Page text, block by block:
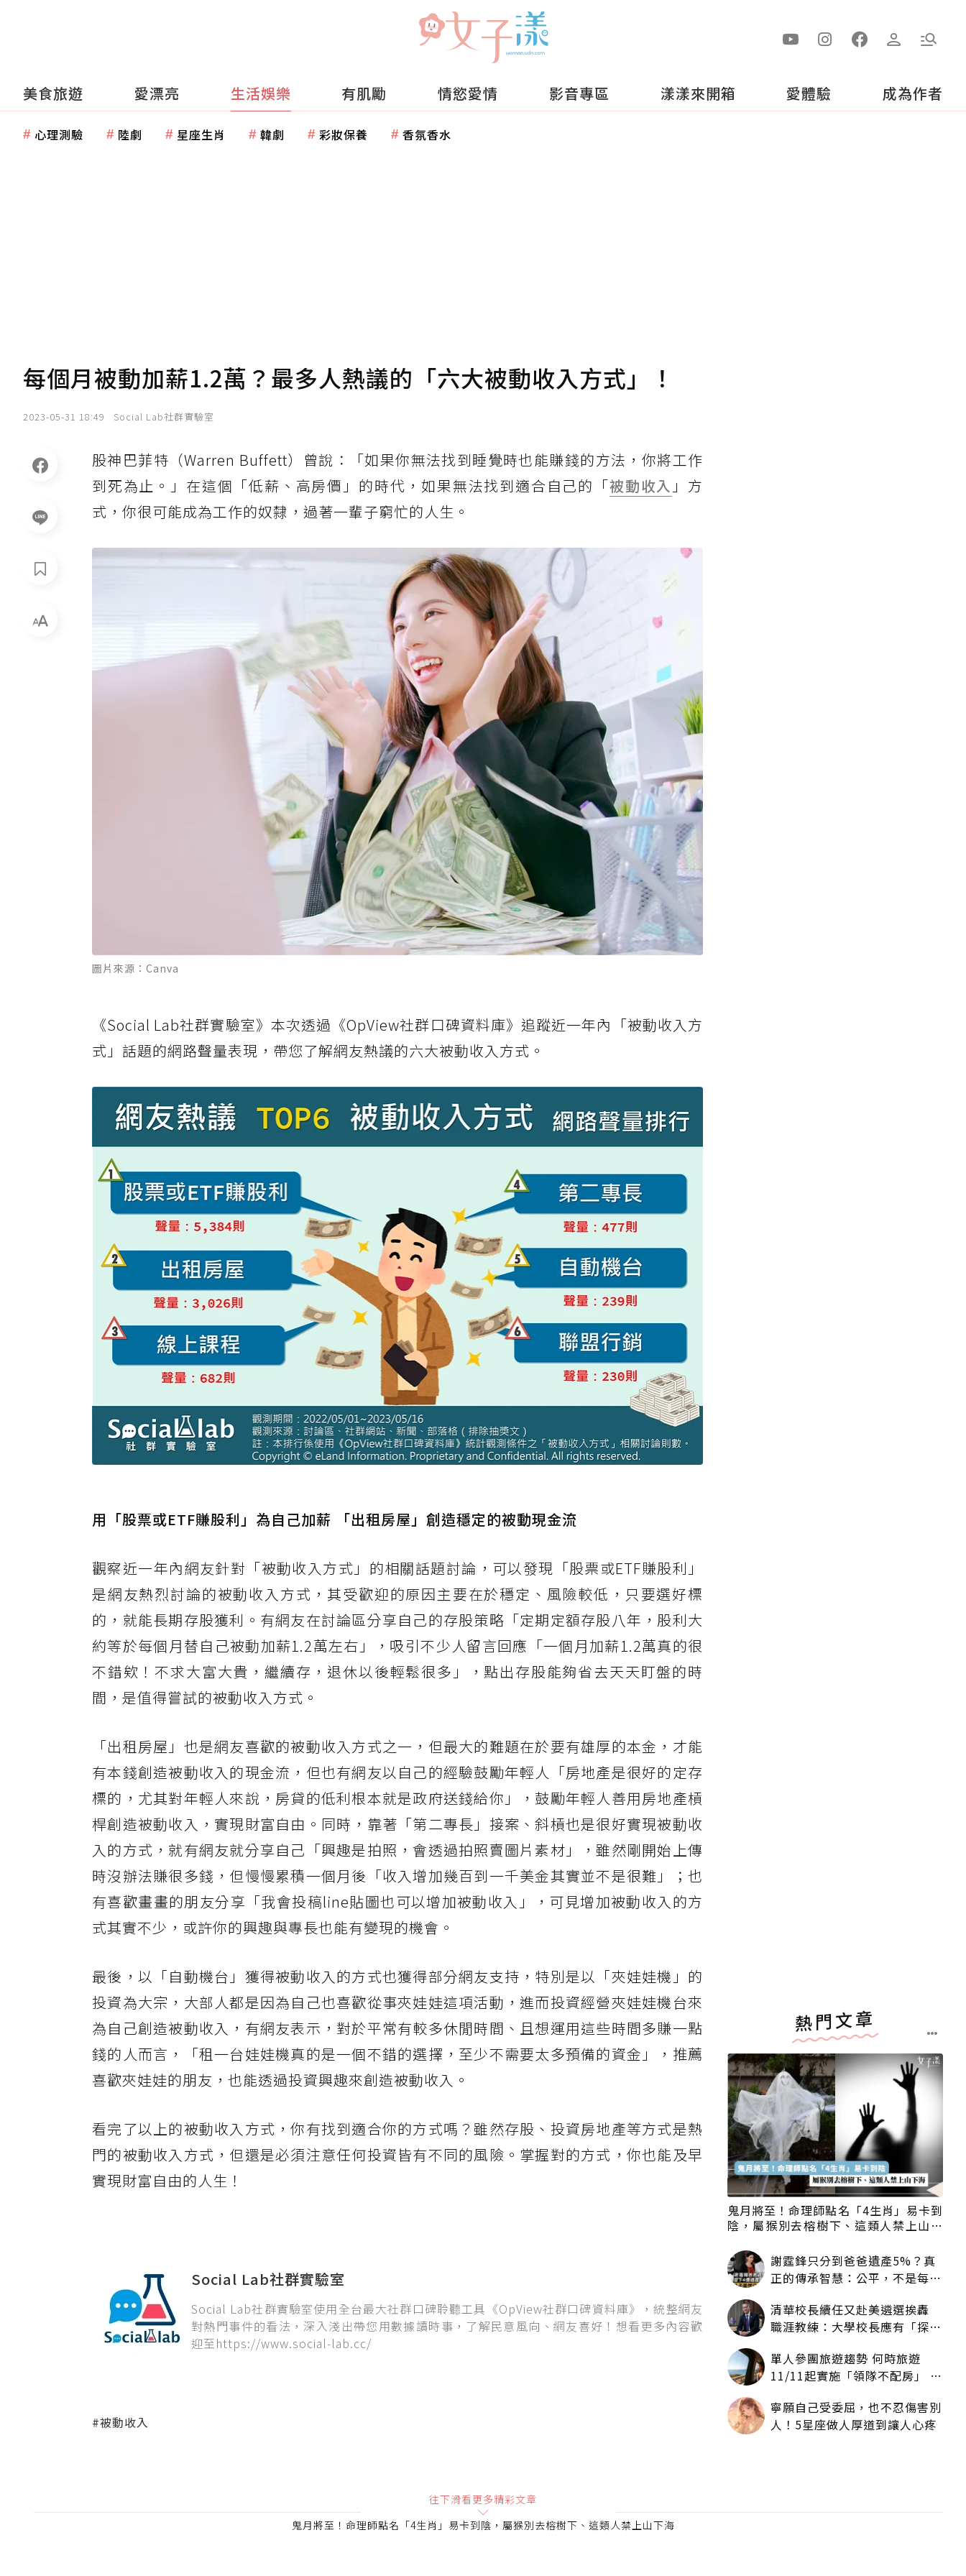
美食旅遊 愛漂亮 生活娛樂 有肌勵 情慾愛情 影音專區 漾漾來開箱 愛體驗 成為作者
心理測驗 陸劇 星座生肖 韓劇 彩妝保養 香氛香水
每個月被動加薪1.2萬？最多人熱議的「六大被動收入方式」！
2023-05-31 18:49 Social Lab社群實驗室
股神巴菲特（Warren Buffett）曾說：「如果你無法找到睡覺時也能賺錢的方法，你將工作
到死為止。」在這個「低薪、高房價」的時代，如果無法找到適合自己的「被動收入 」方
式，你很可能成為工作的奴隸，過著一輩子窮忙的人生。
圖片來源：Canva
《Social Lab社群實驗室》本次透過《OpView社群口碑資料庫》追蹤近一年內「被動收入方
式」話題的網路聲量表現，帶您了解網友熱議的六大被動收入方式。
用「股票或ETF賺股利」為自己加薪 「出租房屋」創造穩定的被動現金流
觀察近一年內網友針對「被動收入方式」的相關話題討論，可以發現「股票或ETF賺股利」
是網友熱烈討論的被動收入方式，其受歡迎的原因主要在於穩定、風險較低，只要選好標
的，就能長期存股獲利。有網友在討論區分享自己的存股策略「定期定額存股八年，股利大
約等於每個月替自己被動加薪1.2萬左右」，吸引不少人留言回應「一個月加薪1.2萬真的很
不錯欸！不求大富大貴，繼續存，退休以後輕鬆很多」，點出存股能夠省去天天盯盤的時
間，是值得嘗試的被動收入方式。
「出租房屋」也是網友喜歡的被動收入方式之一，但最大的難題在於要有雄厚的本金，才能
有本錢創造被動收入的現金流，但也有網友以自己的經驗鼓勵年輕人「房地產是很好的定存
標的，尤其對年輕人來說，房貸的低利根本就是政府送錢給你」，鼓勵年輕人善用房地產槓
桿創造被動收入，實現財富自由。同時，靠著「第二專長」接案、斜槓也是很好實現被動收
入的方式，就有網友就分享自己「興趣是拍照，會透過拍照賣圖片素材」，雖然剛開始上傳
時沒辦法賺很多錢，但慢慢累積一個月後「收入增加幾百到一千美金其實並不是很難」；也
有喜歡畫畫的朋友分享「我會投稿line貼圖也可以增加被動收入」，可見增加被動收入的方
式其實不少，或許你的興趣與專長也能有變現的機會。
最後，以「自動機台」獲得被動收入的方式也獲得部分網友支持，特別是以「夾娃娃機」的
投資為大宗，大部人都是因為自己也喜歡從事夾娃娃這項活動，進而投資經營夾娃娃機台來
為自己創造被動收入，有網友表示，對於平常有較多休閒時間、且想運用這些時間多賺一點
錢的人而言，「租一台娃娃機真的是一個不錯的選擇，至少不需要太多預備的資金」，推薦
喜歡夾娃娃的朋友，也能透過投資興趣來創造被動收入。
看完了以上的被動收入方式，你有找到適合你的方式嗎？雖然存股、投資房地產等方式是熱
門的被動收入方式，但還是必須注意任何投資皆有不同的風險。掌握對的方式，你也能及早
實現財富自由的人生！
Social Lab社群實驗室
Social Lab社群實驗室使用全台最大社群口碑聆聽工具《OpView社群口碑資料庫》，統整網友
對熱門事件的看法，深入淺出帶您用數據讀時事，了解民意風向、網友喜好！想看更多內容歡
迎至https://www.social-lab.cc/
#被動收入
熱門文章
鬼月將至！命理師點名「4生肖」易卡到
陰，屬猴別去榕樹下、這類人禁上山下
謝霆鋒只分到爸爸遺產5%？真
正的傳承智慧：公平，不是每個
清華校長續任又赴美遴選挨轟
職涯教練：大學校長應有「探
單人參團旅遊趨勢 何時旅遊
11/11起實施「領隊不配房」 落
寧願自己受委屈，也不忍傷害別
人！5星座做人厚道到讓人心疼
往下滑看更多精彩文章
鬼月將至！命理師點名「4生肖」易卡到陰，屬猴別去榕樹下、這類人禁上山下海